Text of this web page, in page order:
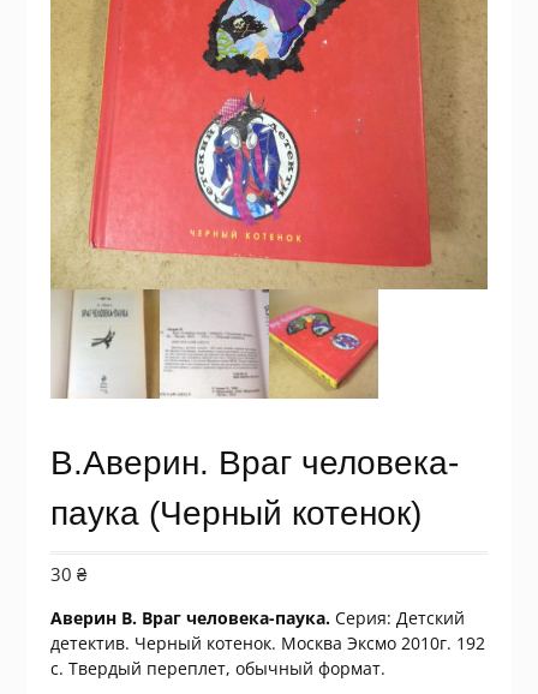
В.Аверин. Враг человека-
паука (Черный котенок)
30 ₴
Аверин В. Враг человека-паука. Серия: Детский
детектив. Черный котенок. Москва Эксмо 2010г. 192
с. Твердый переплет, обычный формат.